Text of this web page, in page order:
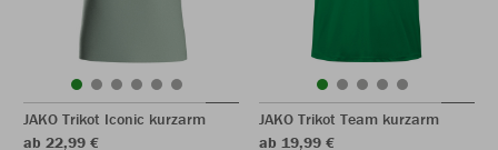
JAKO Trikot Iconic kurzarm
ab 22,99 €
JAKO Trikot Team kurzarm
ab 19,99 €